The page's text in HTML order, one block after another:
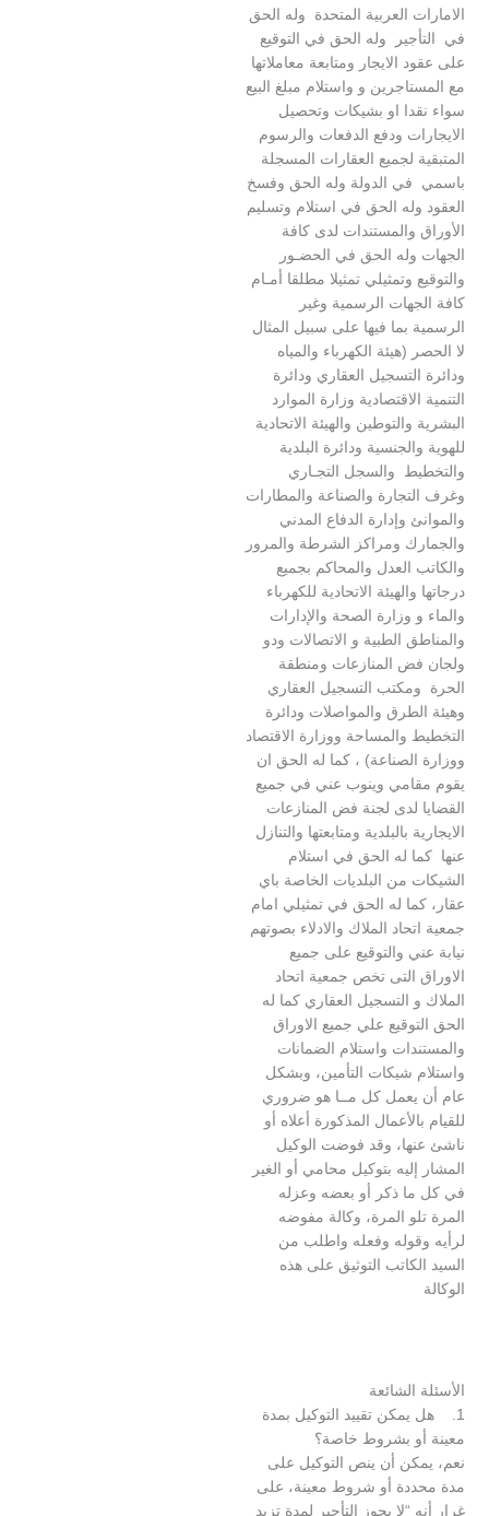
العربية المتحدة وله الحق
وله الحق في التوقيع
الايجار ومتابعة معاملاتها
و واستلام مبلغ البيع
او بشيكات وتحصيل
ودفع الدفعات والرسوم
لجميع العقارات المسجلة
الدولة وله الحق وفسخ
الحق في استلام وتسليم
والمستندات لدى كافة
وله الحق في الحضـور
وتمثيلي تمثيلا مطلقا أمـام
الرسمية وغير
بما فيها على سبيل المثال
(هيئة الكهرباء والمياه
العقاري ودائرة
وزارة الموارد
والهيئة الاتحادية
ودائرة البلدية
والسجل التجـاري
والصناعة والمطارات
وإدارة الدفاع المدني
ومراكز الشرطة والمرور
العدل والمحاكم بجميع
الاتحادية للكهرباء
وزارة الصحة والإدارات
الطبية و الاتصالات ودو
المنازعات ومنطقة
التسجيل العقاري
والمواصلات ودائرة
والمساحة ووزارة الاقتصاد
، كما له الحق ان
وينوب عني في جميع
لدى لجنة فض المنازعات
بالبلدية ومتابعتها والتنازل
له الحق في استلام
من البلديات الخاصة باي
له الحق في تمثيلي امام
الملاك والادلاء بصوتهم
والتوقيع على جميع
التى تخص جمعية اتحاد
التسجيل العقاري كما له
علي جميع الاوراق
واستلام الضمانات
شيكات التأمين، وبشكل
كل مــا هو ضروري
المذكورة أعلاه أو
وقد فوضت الوكيل
بتوكيل محامي أو الغير
ذكر أو بعضه وعزله
المرة، وكالة مفوضه
وفعله واطلب من
التوثيق على هذه
تقييد التوكيل بمدة
بشروط خاصة؟
أن ينص التوكيل على
أو شروط معينة، على
“لا يجوز التأجير لمدة تزيد